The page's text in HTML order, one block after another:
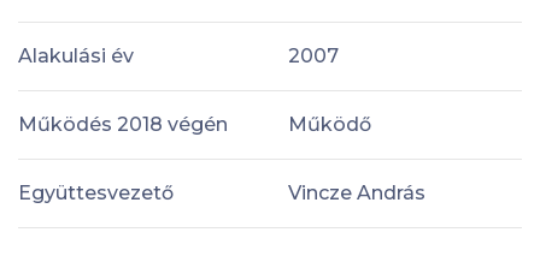
Alakulási év 2007
Működés 2018 végén Működő
Együttesvezető Vincze András